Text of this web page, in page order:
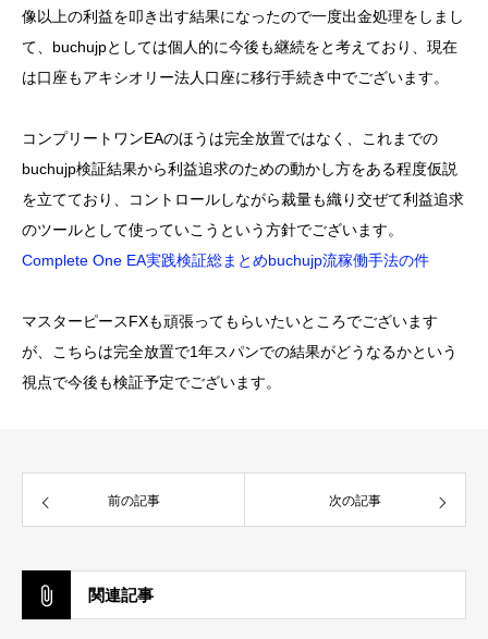
像以上の利益を叩き出す結果になったので一度出金処理をしまし
て、buchujpとしては個人的に今後も継続をと考えており、現在
は口座もアキシオリー法人口座に移行手続き中でございます。
コンプリートワンEAのほうは完全放置ではなく、これまでの
buchujp検証結果から利益追求のための動かし方をある程度仮説
を立てており、コントロールしながら裁量も織り交ぜて利益追求
のツールとして使っていこうという方針でございます。
Complete One EA実践検証総まとめbuchujp流稼働手法の件
マスターピースFXも頑張ってもらいたいところでございます
が、こちらは完全放置で1年スパンでの結果がどうなるかという
視点で今後も検証予定でございます。
前の記事 次の記事
関連記事